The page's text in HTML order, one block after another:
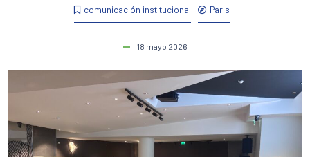
comunicación institucional Paris
18 mayo 2026